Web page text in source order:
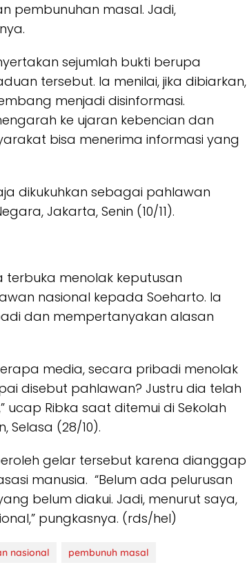
pembunuhan masal. Jadi,
sejumlah bukti berupa
tersebut. Ia menilai, jika dibiarkan,
menjadi disinformasi.
ke ujaran kebencian dan
bisa menerima informasi yang
dikukuhkan sebagai pahlawan
Jakarta, Senin (10/11).
terbuka menolak keputusan
nasional kepada Soeharto. Ia
dan mempertanyakan alasan
media, secara pribadi menolak
disebut pahlawan? Justru dia telah
ucap Ribka saat ditemui di Sekolah
Selasa (28/10).
gelar tersebut karena dianggap
manusia. “Belum ada pelurusan
belum diakui. Jadi, menurut saya,
pungkasnya. (rds/hel)
nasional
pembunuh masal